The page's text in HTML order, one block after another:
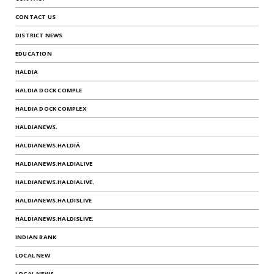
CONTACT US
DISTRICT NEWS
EDUCATION
HALDIA
HALDIA DOCK COMPLE
HALDIA DOCK COMPLEX
HALDIANEWS.
HALDIANEWS.HALDIÁ
HALDIANEWS.HALDIALIVE
HALDIANEWS.HALDIALIVE.
HALDIANEWS.HALDISLIVE
HALDIANEWS.HALDISLIVE.
INDIAN BANK
LOCAL NEW